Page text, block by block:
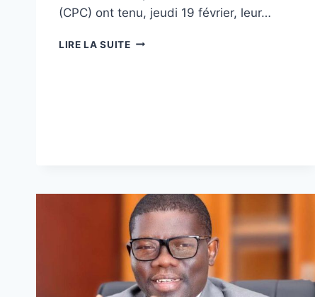
(CPC) ont tenu, jeudi 19 février, leur…
LIRE LA SUITECPC